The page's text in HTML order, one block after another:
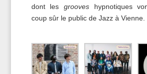
dont les grooveshypnotiques
coup sûr le public de Jazz à Vienne.